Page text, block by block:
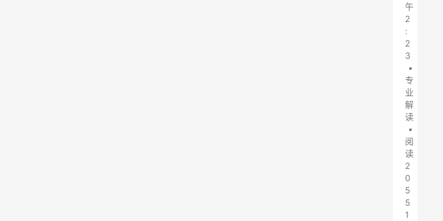
午
2
:
2
3
•
专
业
解
读
•
阅
读
2
0
5
5
1